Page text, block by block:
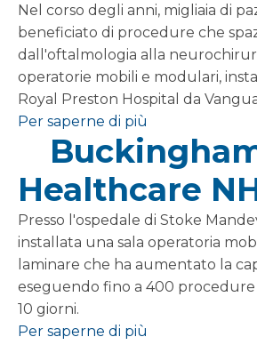
Nel corso degli anni, migliaia di
beneficiato di procedure che
dall'oftalmologia alla
operatorie mobili e modulari,
Royal Preston Hospital da
Per saperne di più
Healthcare
Presso l'ospedale di Stoke
installata una sala operatoria
laminare che ha aumentato la
eseguendo fino a 400
10 giorni.
Per saperne di più